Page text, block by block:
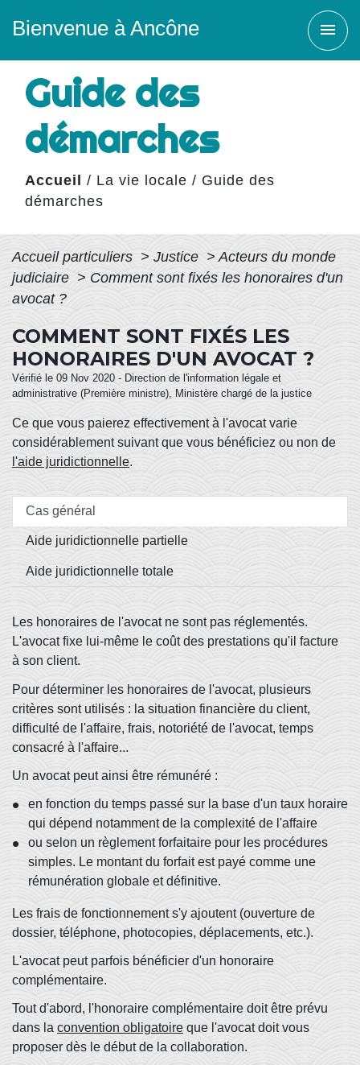
Bienvenue à Ancône menu
Guide des
démarches
Accueil / La vie locale / Guide des
démarches
Accueil particuliers > Justice > Acteurs du monde
judiciaire > Comment sont fixés les honoraires d'un
avocat ?
COMMENT SONT FIXÉS LES
HONORAIRES D'UN AVOCAT ?
Vérifié le 09 Nov 2020 - Direction de l'information légale et
administrative (Première ministre), Ministère chargé de la justice
Ce que vous paierez effectivement à l'avocat varie
considérablement suivant que vous bénéficiez ou non de
l'aide juridictionnelle.
Cas général
Aide juridictionnelle partielle
Aide juridictionnelle totale
Les honoraires de l'avocat ne sont pas réglementés.
L'avocat fixe lui-même le coût des prestations qu'il facture
à son client.
Pour déterminer les honoraires de l'avocat, plusieurs
critères sont utilisés : la situation financière du client,
difficulté de l'affaire, frais, notoriété de l'avocat, temps
consacré à l'affaire...
Un avocat peut ainsi être rémunéré :
en fonction du temps passé sur la base d'un taux horaire
qui dépend notamment de la complexité de l'affaire
ou selon un règlement forfaitaire pour les procédures
simples. Le montant du forfait est payé comme une
rémunération globale et définitive.
Les frais de fonctionnement s'y ajoutent (ouverture de
dossier, téléphone, photocopies, déplacements, etc.).
L'avocat peut parfois bénéficier d'un honoraire
complémentaire.
Tout d'abord, l'honoraire complémentaire doit être prévu
dans la convention obligatoire que l'avocat doit vous
proposer dès le début de la collaboration.